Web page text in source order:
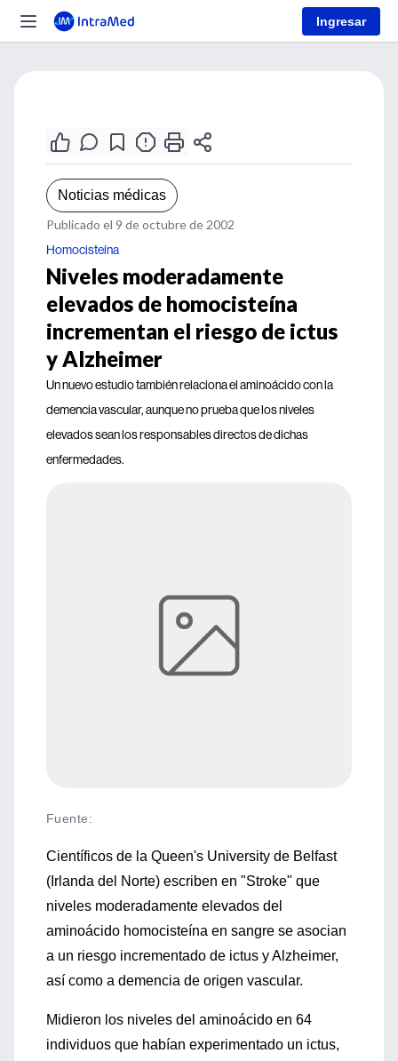
Ingresar
Noticias médicas
Publicado el 9 de octubre de 2002
Homocisteína
Niveles moderadamente
elevados de homocisteína
incrementan el riesgo de ictus
y Alzheimer
Un nuevo estudio también relaciona el aminoácido con la
demencia vascular, aunque no prueba que los niveles
elevados sean los responsables directos de dichas
enfermedades.
Fuente:
Científicos de la Queen's University de Belfast
(Irlanda del Norte) escriben en "Stroke" que
niveles moderadamente elevados del
aminoácido homocisteína en sangre se asocian
a un riesgo incrementado de ictus y Alzheimer,
así como a demencia de origen vascular.
Midieron los niveles del aminoácido en 64
individuos que habían experimentado un ictus,